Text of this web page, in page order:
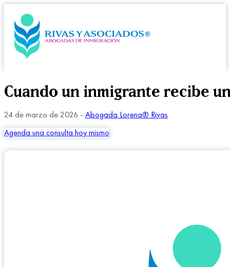
Cuando un inmigrante recibe
24 de marzo de 2026 - Abogada Lorena® Rivas
Agenda una consulta hoy mismo